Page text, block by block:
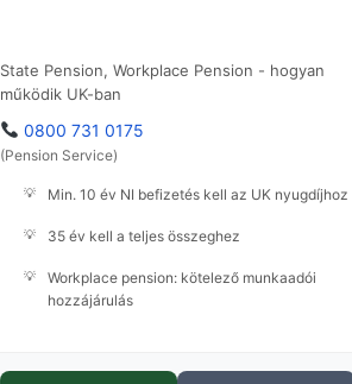
State Pension, Workplace Pension - hogyan
működik UK-ban
0800 731 0175
(Pension Service)
Min. 10 év NI befizetés kell az UK nyugdíjhoz
35 év kell a teljes összeghez
Workplace pension: kötelező munkaadói
hozzájárulás